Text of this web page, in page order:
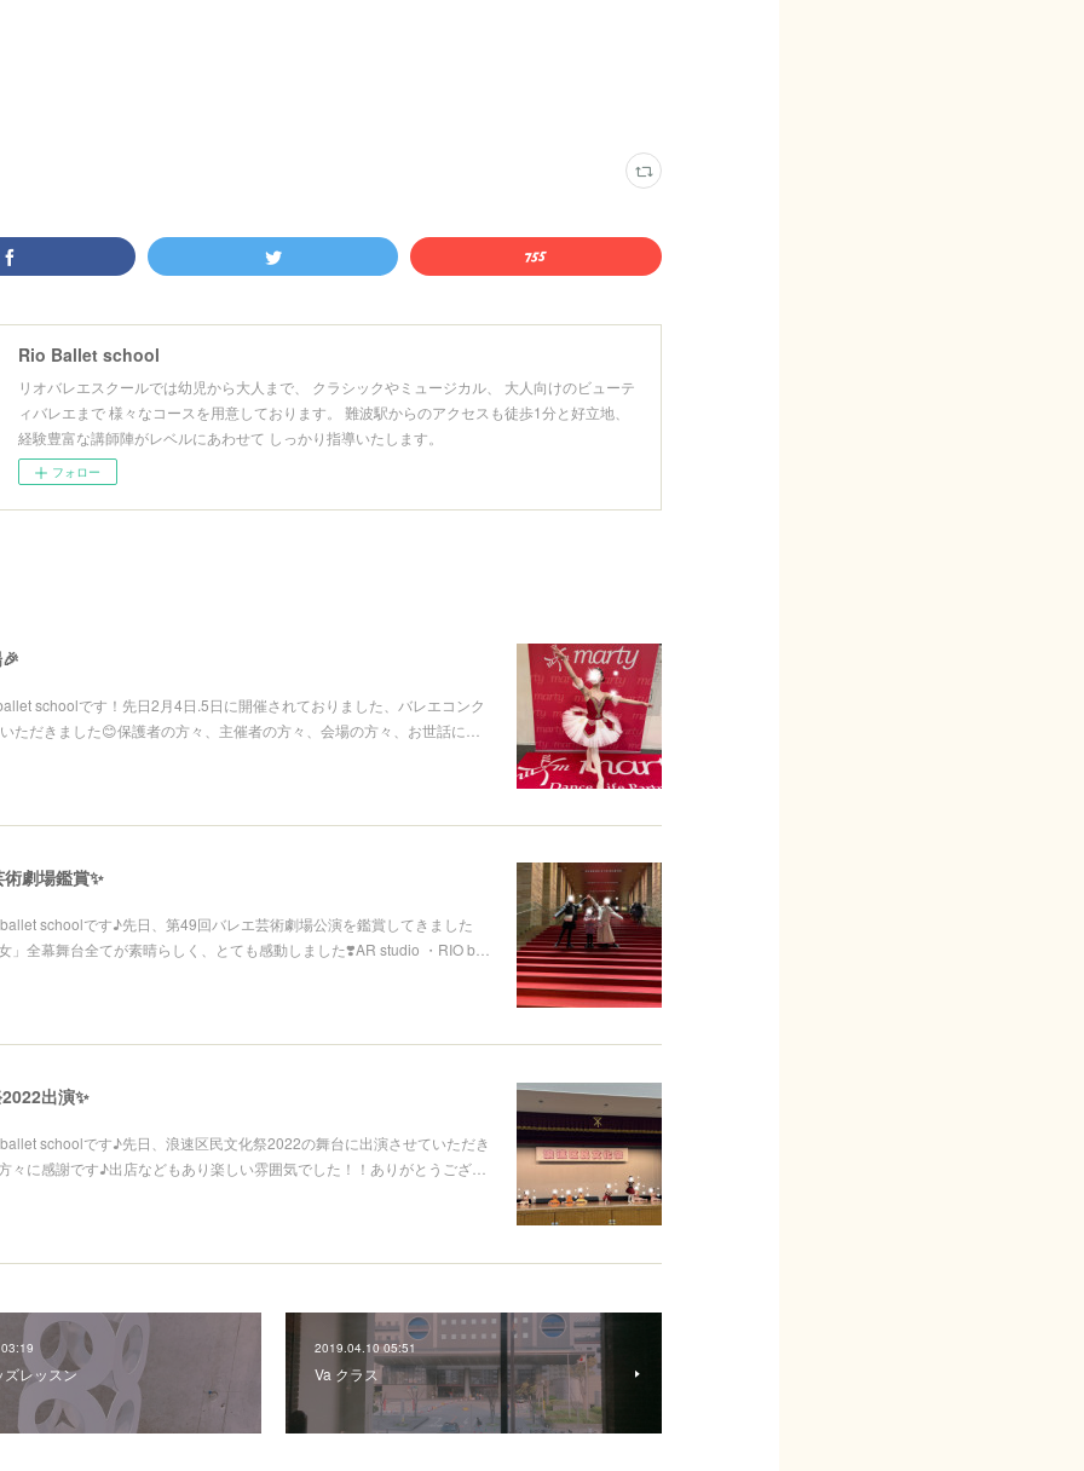
Rio Ballet school
リオバレエスクールでは幼児から大人まで、 クラシックやミュージカル、 大人向けのビューテ
ィバレエまで 様々なコースを用意しております。 難波駅からのアクセスも徒歩1分と好立地、
経験豊富な講師陣がレベルにあわせて しっかり指導いたします。
フォロー
schoolです！先日2月4日.5日に開催されておりました、バレエコンク
ただきました😊保護者の方々、主催者の方々、会場の方々、お世話に…
劇場鑑賞✨
schoolです♪先日、第49回バレエ芸術劇場公演を鑑賞してきました
」全幕舞台全てが素晴らしく、とても感動しました❣️AR studio ・RIO b…
出演✨
schoolです♪先日、浪速区民文化祭2022の舞台に出演させていただき
々に感謝です♪出店などもあり楽しい雰囲気でした！！ありがとうござ…
ズレッスン
2019.04.10 05:51
Va クラス